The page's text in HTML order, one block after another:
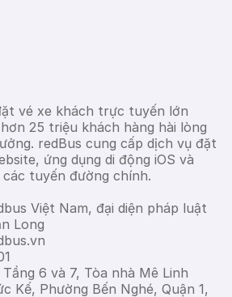
vé xe khách trực tuyến lớn
25 triệu khách hàng hài lòng
redBus cung cấp dịch vụ đặt
ứng dụng di động iOS và
tuyến đường chính.
Việt Nam, đại diện pháp luật
Long
6 và 7, Tòa nhà Mê Linh
Kế, Phường Bến Nghé, Quận 1,